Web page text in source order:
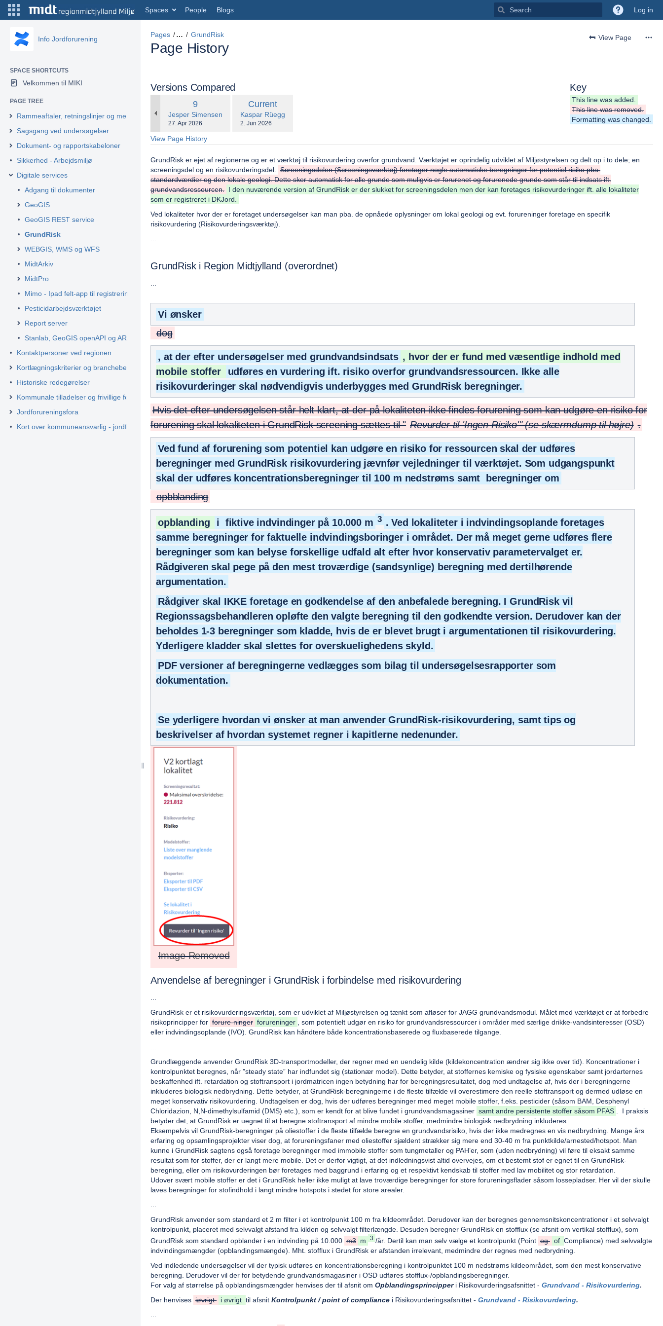
Spaces People Blogs Log in
Info Jordforurening
SPACE SHORTCUTS
Velkommen til MIKI
PAGE TREE
Rammeaftaler, retningslinjer og metodebeskrivelser
Sagsgang ved undersøgelser
Dokument- og rapportskabeloner
Sikkerhed - Arbejdsmiljø
Digitale services
Adgang til dokumenter
GeoGIS
GeoGIS REST service
GrundRisk
WEBGIS, WMS og WFS
MidtArkiv
MidtPro
Mimo - Ipad felt-app til registrering i felten
Pesticidarbejdsværktøjet
Report server
Stanlab, GeoGIS openAPI og ARA
Kontaktpersoner ved regionen
Kortlægningskriterier og branchebeskrivelser
Historiske redegørelser
Kommunale tilladelser og frivillige forureningstiltag
Jordforureningsfora
Kort over kommuneansvarlig - jordforurening
View Page
Pages … GrundRisk
Page History
Versions Compared
Old
Version
9
changes.mady.by.user
Jesper Simensen
Saved
27. Apr 2026
New
Version
Current
changes.mady.by.user
Kaspar Rüegg
Saved
2. Jun 2026
View Page History
Key
This line was added.
This line was removed.
Formatting was changed.
GrundRisk er ejet af regionerne og er et værktøj til risikovurdering overfor grundvand. Værktøjet er oprindelig udviklet af Miljøstyrelsen og delt op i to dele; en
screeningsdel og en risikovurderingsdel.
Screeningsdelen (Screeningsværktøj) foretager nogle automatiske beregninger for potentiel risiko pba.
standardværdier og den lokale geologi. Dette sker automatisk for alle grunde som muligvis er forurenet og forurenede grunde som står til indsats ift.
grundvandsressourcen. I den nuværende version af GrundRisk er der slukket for screeningsdelen men der kan foretages risikovurderinger ift. alle lokaliteter
som er registreret i DKJord.
Ved lokaliteter hvor der er foretaget undersøgelser kan man pba. de opnåede oplysninger om lokal geologi og evt. forureninger foretage en specifik
risikovurdering (Risikovurderingsværktøj).
GrundRisk i Region Midtjylland (overordnet)
Vi ønsker
dog
, at der efter undersøgelser med grundvandsindsats , hvor der er fund med væsentlige indhold med
mobile stoffer
udføres en vurdering ift. risiko overfor grundvandsressourcen. Ikke alle
risikovurderinger skal nødvendigvis underbygges med GrundRisk beregninger.
Hvis det efter undersøgelsen står helt klart, at der på lokaliteten ikke findes forurening som kan udgøre en risiko for
forurening skal lokaliteten i GrundRisk screening sættes til " Revurder til 'Ingen Risiko'" (se skærmdump til højre) .
Ved fund af forurening som potentiel kan udgøre en risiko for ressourcen skal der udføres
beregninger med GrundRisk risikovurdering jævnfør vejledninger til værktøjet. Som udgangspunkt
skal der udføres koncentrationsberegninger til 100 m nedstrøms samt beregninger om
opbblanding
opblanding i fiktive indvindinger på 10.000 m 3 . Ved lokaliteter i indvindingsoplande foretages
samme beregninger for faktuelle indvindingsboringer i området. Der må meget gerne udføres flere
beregninger som kan belyse forskellige udfald alt efter hvor konservativ parametervalget er.
Rådgiveren skal pege på den mest troværdige (sandsynlige) beregning med dertilhørende
argumentation.
Rådgiver skal IKKE foretage en godkendelse af den anbefalede beregning. I GrundRisk vil
Regionssagsbehandleren opløfte den valgte beregning til den godkendte version. Derudover kan der
beholdes 1-3 beregninger som kladde, hvis de er blevet brugt i argumentationen til risikovurdering.
Yderligere kladder skal slettes for overskuelighedens skyld.
PDF versioner af beregningerne vedlægges som bilag til undersøgelsesrapporter som
dokumentation.
Se yderligere hvordan vi ønsker at man anvender GrundRisk-risikovurdering, samt tips og
beskrivelser af hvordan systemet regner i kapitlerne nedenunder.
Image Removed
Anvendelse af beregninger i GrundRisk i forbindelse med risikovurdering
GrundRisk er et risikovurderingsværktøj, som er udviklet af Miljøstyrelsen og tænkt som afløser for JAGG grundvandsmodul. Målet med værktøjet er at forbedre
risikoprincipper for forure-ninger forureninger
, som potentielt udgør en risiko for grundvandsressourcer i områder med særlige drikke-vandsinteresser (OSD)
eller indvindingsoplande (IVO). GrundRisk kan håndtere både koncentrationsbaserede og fluxbaserede tilgange.
Grundlæggende anvender GrundRisk 3D-transportmodeller, der regner med en uendelig kilde (kildekoncentration ændrer sig ikke over tid). Koncentrationer i
kontrolpunktet beregnes, når ”steady state” har indfundet sig (stationær model). Dette betyder, at stoffernes kemiske og fysiske egenskaber samt jordarternes
beskaffenhed ift. retardation og stoftransport i jordmatricen ingen betydning har for beregningsresultatet, dog med undtagelse af, hvis der i beregningerne
inkluderes biologisk nedbrydning. Dette betyder, at GrundRisk-beregningerne i de fleste tilfælde vil overestimere den reelle stoftransport og dermed udløse en
meget konservativ risikovurdering. Undtagelsen er dog, hvis der udføres beregninger med meget mobile stoffer, f.eks. pesticider (såsom BAM, Desphenyl
Chloridazion, N,N-dimethylsulfamid (DMS) etc.), som er kendt for at blive fundet i grundvandsmagasiner samt andre persistente stoffer såsom PFAS
. I praksis
betyder det, at GrundRisk er uegnet til at beregne stoftransport af mindre mobile stoffer, medmindre biologisk nedbrydning inkluderes.
Eksempelvis vil GrundRisk-beregninger på oliestoffer i de fleste tilfælde beregne en grundvandsrisiko, hvis der ikke medregnes en vis nedbrydning. Mange års
erfaring og opsamlingsprojekter viser dog, at forureningsfaner med oliestoffer sjældent strækker sig mere end 30-40 m fra punktkilde/arnested/hotspot. Man
kunne i GrundRisk sagtens også foretage beregninger med immobile stoffer som tungmetaller og PAH’er, som (uden nedbrydning) vil føre til eksakt samme
resultat som for stoffer, der er langt mere mobile. Det er derfor vigtigt, at det indledningsvist altid overvejes, om et bestemt stof er egnet til en GrundRisk-
beregning, eller om risikovurderingen bør foretages med baggrund i erfaring og et respektivt kendskab til stoffer med lav mobilitet og stor retardation.
Udover svært mobile stoffer er det i GrundRisk heller ikke muligt at lave troværdige beregninger for store forureningsflader såsom lossepladser. Her vil der skulle
laves beregninger for stofindhold i langt mindre hotspots i stedet for store arealer.
GrundRisk anvender som standard et 2 m filter i et kontrolpunkt 100 m fra kildeområdet. Derudover kan der beregnes gennemsnitskoncentrationer i et selvvalgt
kontrolpunkt, placeret med selvvalgt afstand fra kilden og selvvalgt filterlængde. Desuden beregner GrundRisk en stofflux (se afsnit om vertikal stofflux), som
GrundRisk som standard opblander i en indvinding på 10.000 m3 m 3 /år. Dertil kan man selv vælge et kontrolpunkt (Point og of Compliance) med selvvalgte
indvindingsmængder (opblandingsmængde). Mht. stofflux i GrundRisk er afstanden irrelevant, medmindre der regnes med nedbrydning.
Ved indledende undersøgelser vil der typisk udføres en koncentrationsberegning i kontrolpunktet 100 m nedstrøms kildeområdet, som den mest konservative
beregning. Derudover vil der for betydende grundvandsmagasiner i OSD udføres stofflux-/opblandingsberegninger.
For valg af størrelse på opblandingsmængder henvises der til afsnit om Opblandingsprincipper i Risikovurderingsafsnittet - Grundvand - Risikovurdering.
Der henvises iøvrigt i øvrigt til afsnit Kontrolpunkt / point of compliance i Risikovurderingsafsnittet - Grundvand - Risikovurdering.